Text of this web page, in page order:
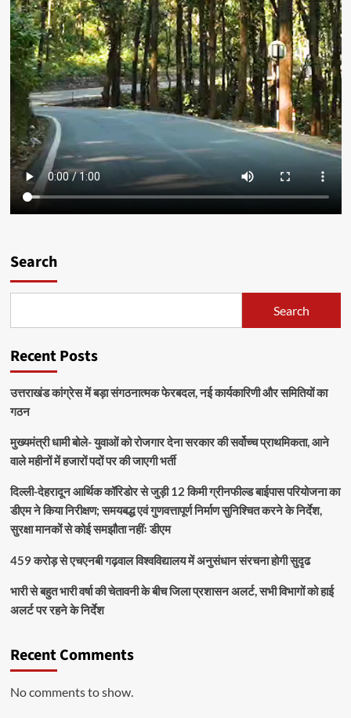
Search
Search
Recent Posts
उत्तराखंड कांग्रेस में बड़ा संगठनात्मक फेरबदल, नई कार्यकारिणी और समितियों का
गठन
मुख्यमंत्री धामी बोले- युवाओं को रोजगार देना सरकार की सर्वोच्च प्राथमिकता, आने
वाले महीनों में हजारों पदों पर की जाएगी भर्ती
दिल्ली-देहरादून आर्थिक कॉरिडोर से जुड़ी 12 किमी ग्रीनफील्ड बाईपास परियोजना का
डीएम ने किया निरीक्षण; समयबद्ध एवं गुणवत्तापूर्ण निर्माण सुनिश्चित करने के निर्देश,
सुरक्षा मानकों से कोई समझौता नहींः डीएम
459 करोड़ से एचएनबी गढ़वाल विश्वविद्यालय में अनुसंधान संरचना होगी सुदृढ
भारी से बहुत भारी वर्षा की चेतावनी के बीच जिला प्रशासन अलर्ट, सभी विभागों को हाई
अलर्ट पर रहने के निर्देश
Recent Comments
No comments to show.